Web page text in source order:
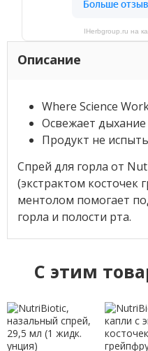
IHerbgroup.ru на
Описание
Where Science
Освежает дыхание
Продукт не
Спрей для горла от
(экстрактом косточек
ментолом помогает
горла и полости рта.
C этим